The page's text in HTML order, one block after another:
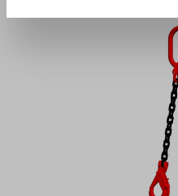
Bildergalerie überspringen